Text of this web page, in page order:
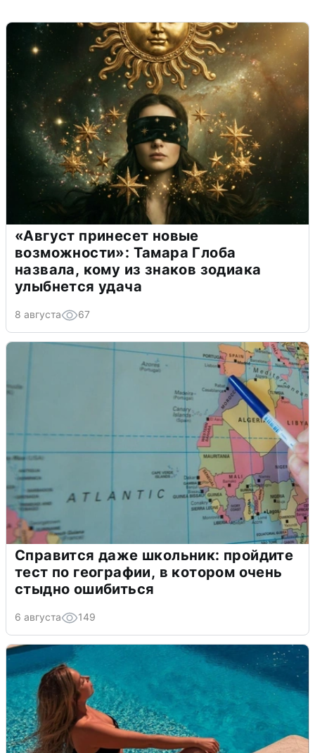
«Август принесет новые
возможности»: Тамара Глоба
назвала, кому из знаков зодиака
улыбнется удача
8 августа 67
Справится даже школьник: пройдите
тест по географии, в котором очень
стыдно ошибиться
6 августа 149